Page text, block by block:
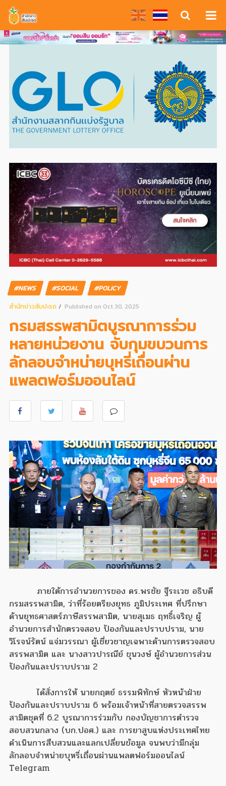
#NEWS #SOCIAL
#POLICY
สํานักข่าวสับปะรด
Published on Oct 30, 2025
กรมสรรพสามิตบูรณาการร่วม
หลายหน่วยงาน จับกุมขบวนการ
ลักลอบจำหน่ายบุหรี่เถื่อนผ่าน
แพลตฟอร์มออนไลน์
ภายใต้การอำนวยการของ ดร.พรชัย ฐีระเวช อธิบดี
กรมสรรพสามิต, ว่าที่ร้อยตรียงยุทธ ภูมิประเทศ ที่ปรึกษา
ด้านยุทธศาสตร์ภาษีสรรพสามิต, นายสุเมธ ฤทธิ์เจริญ ผู้
อำนวยการสำนักตรวจสอบ ป้องกันและปราบปราม, นาย
วิโรจน์รัตน์ แจ่มวรรณา ผู้เชี่ยวชาญเฉพาะด้านการตรวจสอบ
สรรพสามิต และ นางสาวปารณีย์ ขุนวงษ์ ผู้อำนวยการส่วน
ป้องกันและปราบปราม 2
ได้สั่งการให้ นายกฤตย์ ธรรมพิทักษ์ หัวหน้าฝ่าย
ป้องกันและปราบปราม 6 พร้อมเจ้าหน้าที่สายตรวจสรรพ
สามิตชุดที่ 6.2 บูรณาการร่วมกับ กองบัญชาการตำรวจ
สอบสวนกลาง (บก.ปอศ.) และ การยาสูบแห่งประเทศไทย
ดำเนินการสืบสวนและแลกเปลี่ยนข้อมูล จนพบว่ามีกลุ่ม
ลักลอบจำหน่ายบุหรี่เถื่อนผ่านแพลตฟอร์มออนไลน์
Telegram